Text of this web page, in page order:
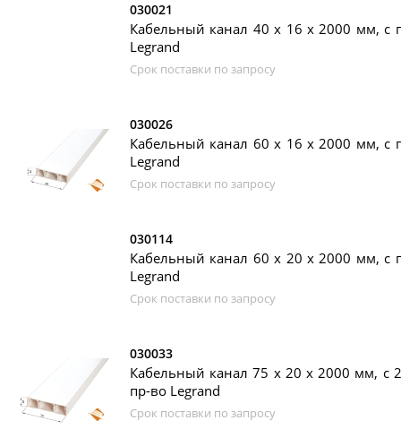
030021
Кабельный канал 40 х 16 x 2000 мм, с
Legrand
Срок поставки по запросу
030026
Кабельный канал 60 х 16 x 2000 мм, с
Legrand
Срок поставки по запросу
030114
Кабельный канал 60 х 20 x 2000 мм, с
Legrand
Срок поставки по запросу
030033
Кабельный канал 75 х 20 x 2000 мм, с
пр-во Legrand
Срок поставки по запросу